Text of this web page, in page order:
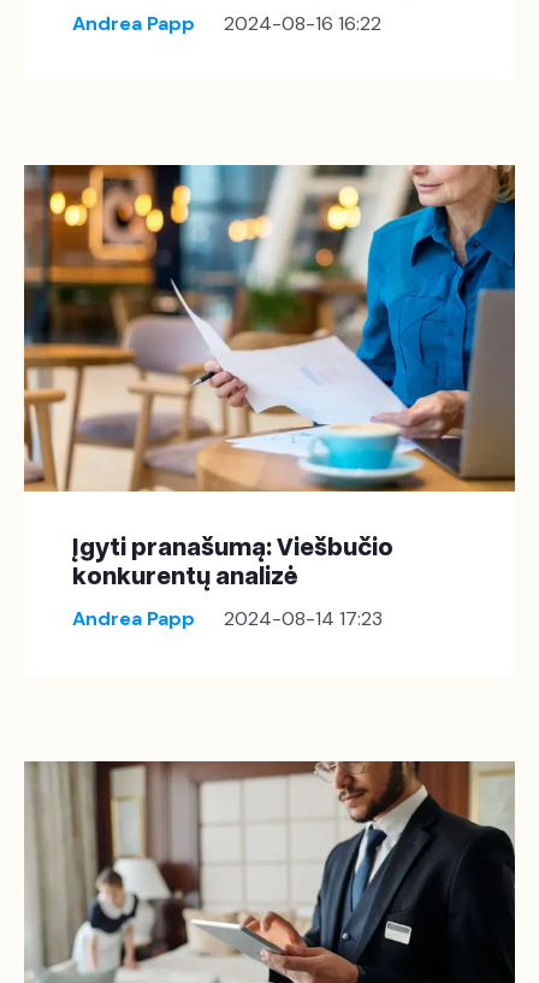
Andrea Papp 2024-08-16 16:22
Įgyti pranašumą: Viešbučio
konkurentų analizė
Andrea Papp 2024-08-14 17:23